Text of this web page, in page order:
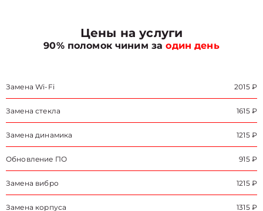
Цены на услуги
90% поломок чиним заодин день
Замена Wi-Fi 2015 ₽
Замена стекла 1615 ₽
Замена динамика 1215 ₽
Обновление ПО 915 ₽
Замена вибро 1215 ₽
Замена корпуса 1315 ₽